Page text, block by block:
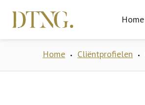
Home
Home
Home • Cliëntprofielen •